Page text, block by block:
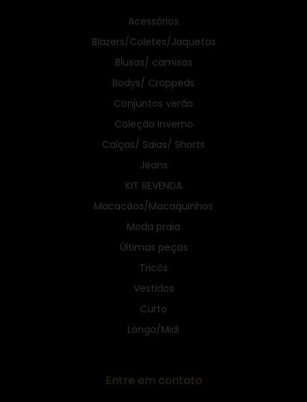
Acessórios
Blazers/Coletes/Jaquetas
Blusas/ camisas
Bodys/ Croppeds
Conjuntos verão
Coleção Inverno
Calças/ Saias/ Shorts
Jeans
KIT REVENDA
Macacãos/Macaquinhos
Moda praia
Últimas peças
Tricôs
Vestidos
Curto
Longo/Midi
Entre em contato